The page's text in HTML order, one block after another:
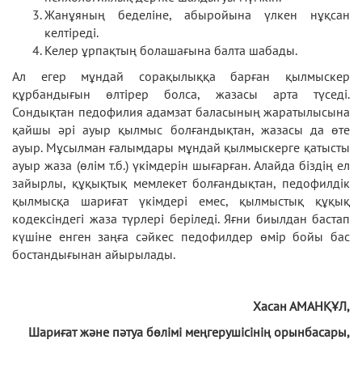
Жанұяның беделіне, абыройына үлкен нұқсан
келтіреді.
Келер ұрпақтың болашағына балта шабады.
Ал егер мұндай сорақылыққа барған қылмыскер
құрбандығын өлтірер болса, жазасы арта түседі.
Сондықтан педофилия адамзат баласының жа­ратылысына
қайшы әрі ауыр қылмыс болғандықтан, жазасы да өте
ауыр. Мұсылман ғалымдары мұндай қылмыскерге қатысты
ауыр жаза (өлім т.б.) үкімдерін шығарған. Алайда біздің ел
зайырлы, құқықтық мемлекет болғандықтан, педофилдік
қылмысқа шариғат үкімдері емес, қылмыстық құқық
кодексіндегі жаза түрлері беріледі. Яғни биылдан бастап
күшіне енген заңға сәйкес педофилдер өмір бойы бас
бостандығынан айырылады.
Хасан АМАНҚҰЛ,
Шариғат және пәтуа бөлімі меңгерушісінің орынбасары,